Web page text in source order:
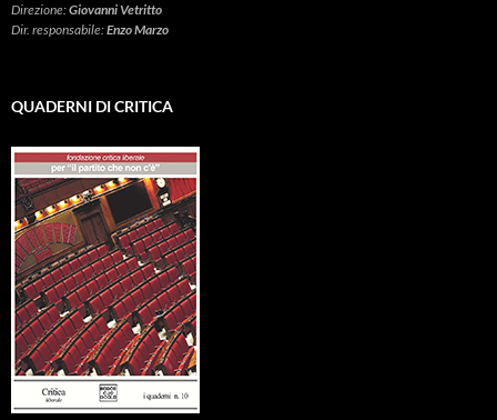
Direzione:Giovanni Vetritto
Dir. responsabile:Enzo Marzo
QUADERNI DI CRITICA